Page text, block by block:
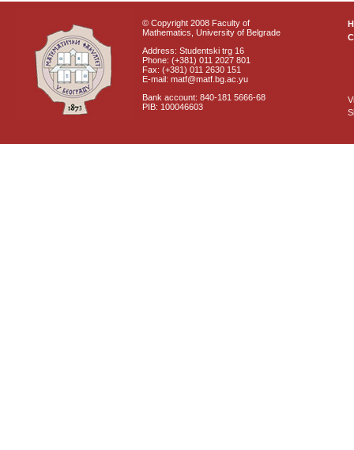
© Copyright 2008 Faculty of
Mathematics, University of Belgrade
Address: Studentski trg 16
Phone: (+381) 011 2027 801
Fax: (+381) 011 2630 151
E-mail: matf@matf.bg.ac.yu
Bank account: 840-181 5666-68
PIB: 100046603